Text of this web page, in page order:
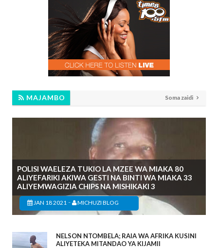
MAJAMBO Soma zaidi
POLISI WAELEZA TUKIO LA MZEE WA MIAKA 80
ALIYEFARIKI AKIWA GESTI NA BINTI WA MIAKA 33
ALIYEMWAGIZIA CHIPS NA MISHIKAKI 3
JAN 18 2021 - MICHUZI BLOG
NELSON NTOMBELA; RAIA WA AFRIKA KUSINI
ALIYETEKA MITANDAO YA KIJAMII